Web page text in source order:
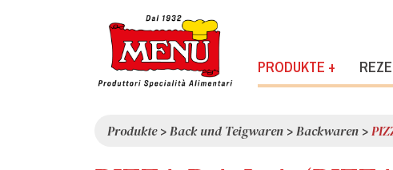
PRODUKTE +
Produkte>Back und Teigwaren >Backwaren >